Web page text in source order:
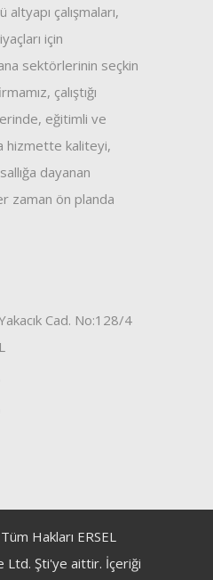
çalışmaları,
için
sektörlerinin seçkin
çalıştığı
eğitimli ve
hizmette kaliteyi,
dayanan
zaman ön planda
Cad. No:128/4
Hakları ERSEL
Ltd. Şti'ye aittir. İçeriği